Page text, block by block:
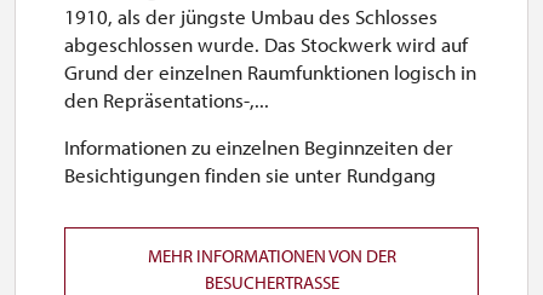
1910, als der jüngste Umbau des Schlosses
abgeschlossen wurde. Das Stockwerk wird auf
Grund der einzelnen Raumfunktionen logisch in
den Repräsentations-,...
Informationen zu einzelnen Beginnzeiten der
Besichtigungen finden sie unter Rundgang
MEHR INFORMATIONEN VON DER
BESUCHERTRASSE